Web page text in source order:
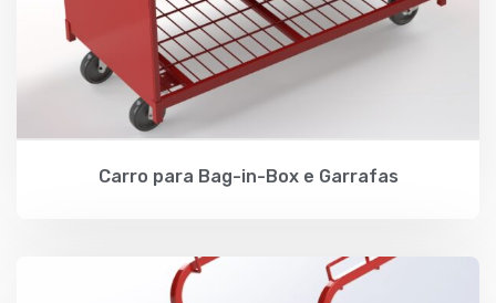
Carro para Bag-in-Box e Garrafas